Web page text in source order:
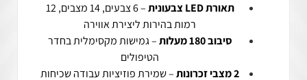
תאורת LED צבעונית
– 6 צבעים, 14 מצבים, 12
רמות בהירות ליצירת אווירה
סיבוב 180 מעלות
– גמישות מקסימלית בחדר
הטיפולים
2 מצבי זכרונות
– שמירת פוזיציות עבודה שכיחות